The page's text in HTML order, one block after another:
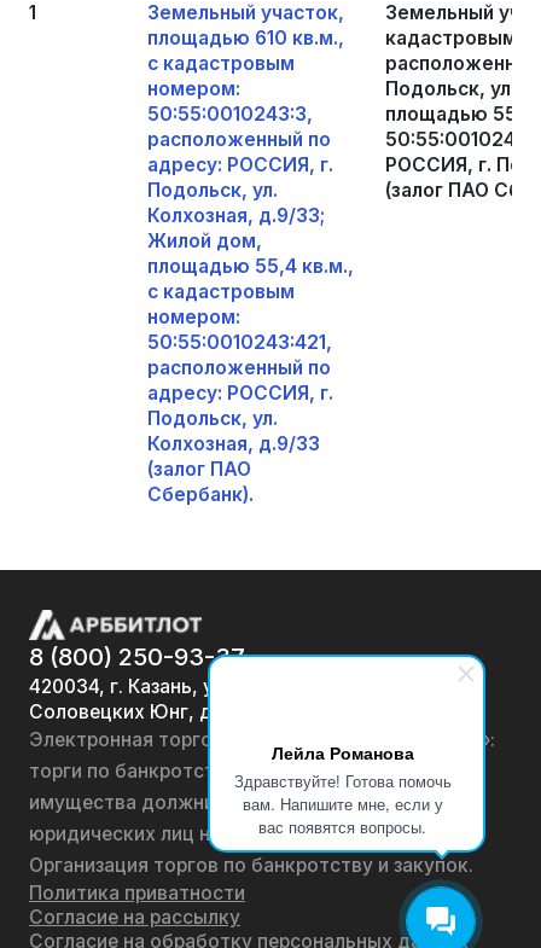
Лейла Романова
Здравствуйте! Готова помочь
вам. Напишите мне, если у
вас появятся вопросы.
1
Земельный участок,
площадью 610 кв.м.,
с кадастровым
номером:
50:55:0010243:3,
расположенный по
адресу: РОССИЯ, г.
Подольск, ул.
Колхозная, д.9/33;
Жилой дом,
площадью 55,4 кв.м.,
с кадастровым
номером:
50:55:0010243:421,
расположенный по
адресу: РОССИЯ, г.
Подольск, ул.
Колхозная, д.9/33
(залог ПАО
Сбербанк).
Земельный
кадастровым
Подольск, ул.
площадью 55,4
РОССИЯ, г.
(залог ПАО
8 (800) 250-93-37
420034, г. Казань, ул.
Соловецких Юнг, д. 7
Электронная торговая площадка «АРББИТЛОТ»:
торги по банкротству, лоты по продаже
имущества должников физических лиц и
юридических лиц на онлайн-аукционах.
Организация торгов по банкротству и закупок.
Политика приватности
Согласие на рассылку
Согласие на обработку персональных данных